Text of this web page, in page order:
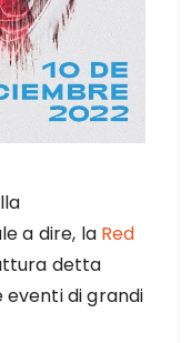
a dire, la Red
detta
di grandi